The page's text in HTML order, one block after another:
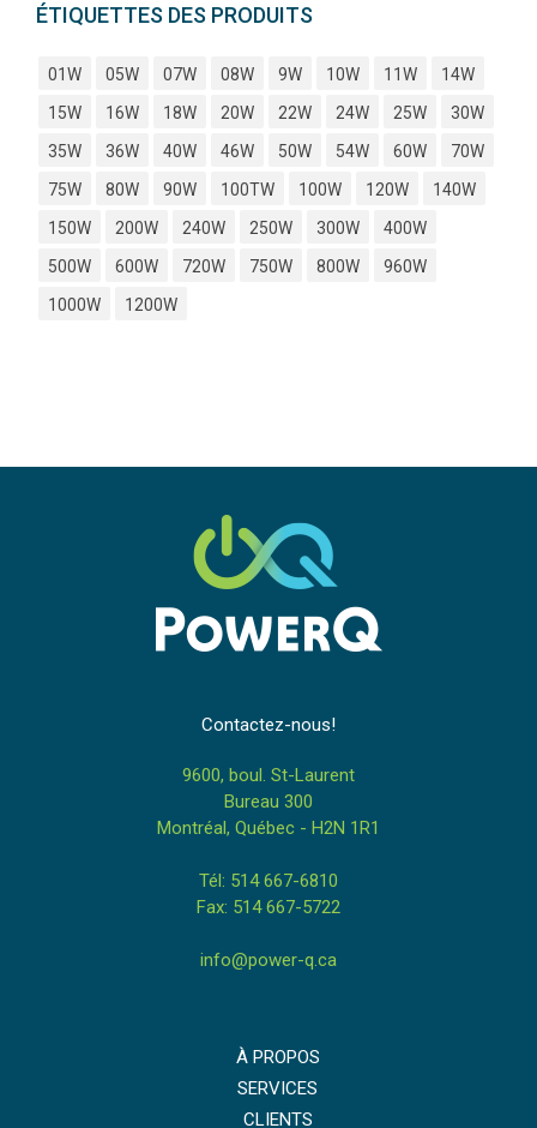
ÉTIQUETTES DES PRODUITS
01W 05W 07W 08W 9W 10W 11W
14W
15W
16W 18W 20W 22W 24W 25W
30W
35W
36W 40W 46W 50W 54W 60W
70W
75W
80W 90W 100TW 100W 120W
140W
150W
200W 240W 250W 300W
400W
500W
600W 720W 750W 800W
960W
1000W
1200W
Contactez-nous!
9600, boul. St-Laurent
Bureau 300
Montréal, Québec - H2N 1R1
Tél: 514 667-6810
Fax: 514 667-5722
info@power-q.ca
À PROPOS
SERVICES
CLIENTS